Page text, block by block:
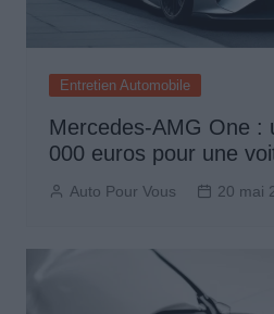
Entretien Automobile
Mercedes-AMG One :
000 euros pour une
Auto Pour Vous 20 mai